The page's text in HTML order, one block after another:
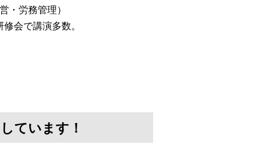
・労務管理）
会で講演多数。
ています！